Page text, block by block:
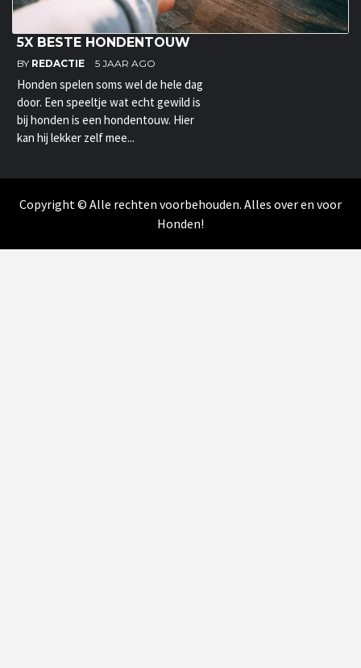
5X BESTE HONDENTOUW
BY REDACTIE 5 JAAR AGO
Honden spelen soms wel de hele dag
door. Een speeltje wat echt gewild is
bij honden is een hondentouw. Hier
kan hij lekker zelf mee...
Copyright © Alle rechten voorbehouden. Alles over en voor
Honden!